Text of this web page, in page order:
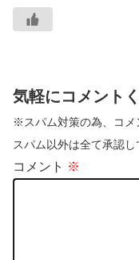
気軽にコメント
※スパム対策の為、コメ
スパム以外は全て承認し
コメント ※